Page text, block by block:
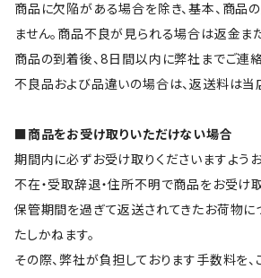
商品に欠陥がある場合を除き、基本、商品
ません。商品不良が見られる場合は返金ま
商品の到着後、8日間以内に弊社までご連絡
不良品および品違いの場合は、返送料は当
■商品をお受け取りいただけない場合
期間内に必ずお受け取りくださいますよう
不在・受取辞退・住所不明で商品をお受け
保管期間を過ぎて返送されてきたお荷物に
たしかねます。
その際、弊社が負担しております手数料を